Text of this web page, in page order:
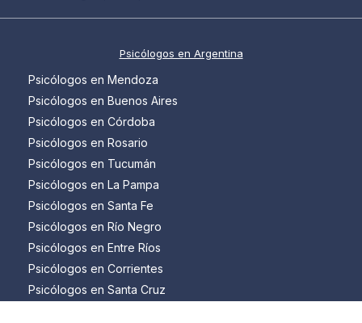
Psicólogos en Argentina
Psicólogos en Mendoza
Psicólogos en Buenos Aires
Psicólogos en Córdoba
Psicólogos en Rosario
Psicólogos en Tucumán
Psicólogos en La Pampa
Psicólogos en Santa Fe
Psicólogos en Río Negro
Psicólogos en Entre Ríos
Psicólogos en Corrientes
Psicólogos en Santa Cruz